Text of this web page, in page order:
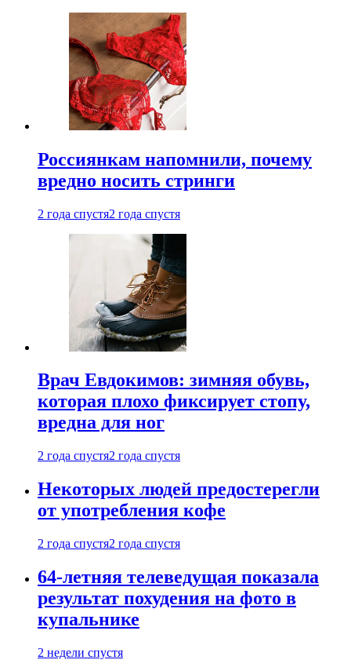
Россиянкам напомнили, почему
вредно носить стринги
2 года спустя2 года спустя
Врач Евдокимов: зимняя обувь,
которая плохо фиксирует стопу,
вредна для ног
2 года спустя2 года спустя
Некоторых людей предостерегли
от употребления кофе
2 года спустя2 года спустя
64-летняя телеведущая показала
результат похудения на фото в
купальнике
2 недели спустя